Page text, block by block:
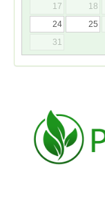
17
18
24
25
31